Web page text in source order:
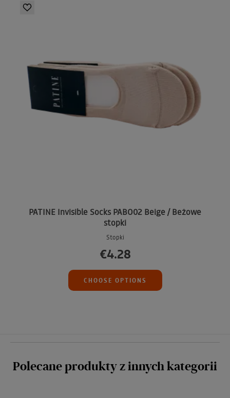
PATINE Invisible Socks PABO02 Beige / Beżowe
stopki
Stopki
€4.28
CHOOSE OPTIONS
Polecane produkty z innych kategorii